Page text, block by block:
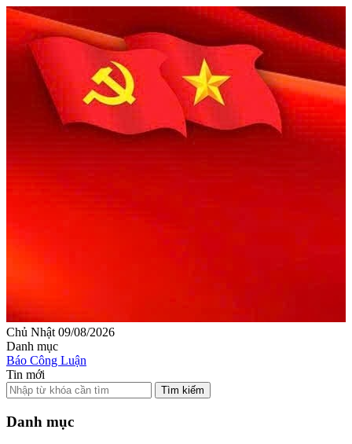
Chủ Nhật 09/08/2026
Danh mục
Báo Công Luận
Tin mới
Tìm kiếm
Danh mục